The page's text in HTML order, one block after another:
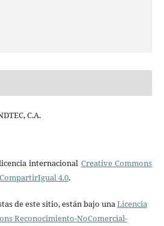
C.A.
internacional Creative Commons
4.0.
de este sitio, están bajo unaLicencia
Reconocimiento-NoComercial-